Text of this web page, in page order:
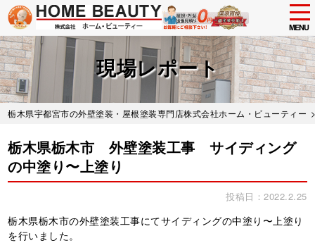
Skip
to
main
content
MENU
現場レポート
栃木県宇都宮市の外壁塗装・屋根塗装専門店株式会社ホーム・ビューティー
栃木県栃木市 外壁塗装工事 サイディング
の中塗り〜上塗り
投稿日：2022.2.25
栃木県栃木市の外壁塗装工事にてサイディングの中塗り〜上塗り
を行いました。